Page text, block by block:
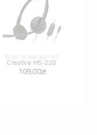
BRAK W MAGAZYNIE
Creative HS-220
109,00zł